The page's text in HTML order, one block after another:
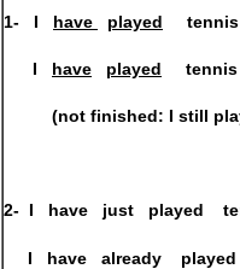
1- I have played
I have played
(not finished: I still
2- I have just played
I have already